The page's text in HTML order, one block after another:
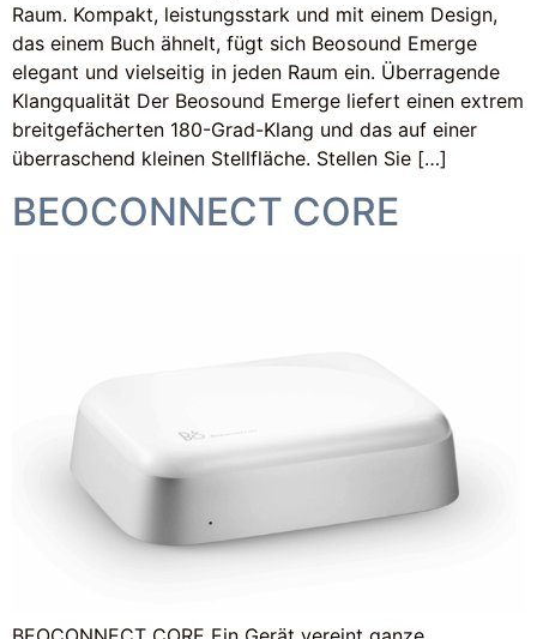
Raum. Kompakt, leistungsstark und mit einem Design,
das einem Buch ähnelt, fügt sich Beosound Emerge
elegant und vielseitig in jeden Raum ein. Überragende
Klangqualität Der Beosound Emerge liefert einen extrem
breitgefächerten 180-Grad-Klang und das auf einer
überraschend kleinen Stellfläche. Stellen Sie […]
BEOCONNECT CORE